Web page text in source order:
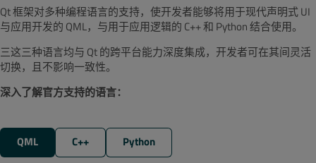
Qt 框架对多种编程语言的支持，使开发者能够将用于现代声明式 UI
与应用开发的 QML，与用于应用逻辑的 C++ 和 Python 结合使用。
三这三种语言均与 Qt 的跨平台能力深度集成，开发者可在其间灵活
切换，且不影响一致性。
深入了解官方支持的语言：
QML C++ Python